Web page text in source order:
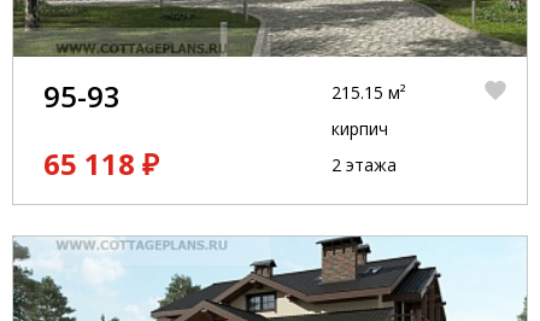
95-93
65 118 ₽
215.15 м²
кирпич
2 этажа